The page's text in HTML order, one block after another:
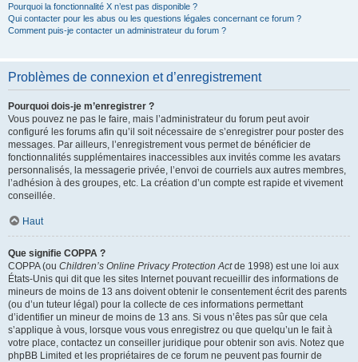
Pourquoi la fonctionnalité X n’est pas disponible ?
Qui contacter pour les abus ou les questions légales concernant ce forum ?
Comment puis-je contacter un administrateur du forum ?
Problèmes de connexion et d’enregistrement
Pourquoi dois-je m’enregistrer ?
Vous pouvez ne pas le faire, mais l’administrateur du forum peut avoir
configuré les forums afin qu’il soit nécessaire de s’enregistrer pour poster des
messages. Par ailleurs, l’enregistrement vous permet de bénéficier de
fonctionnalités supplémentaires inaccessibles aux invités comme les avatars
personnalisés, la messagerie privée, l’envoi de courriels aux autres membres,
l’adhésion à des groupes, etc. La création d’un compte est rapide et vivement
conseillée.
Haut
Que signifie COPPA ?
COPPA (ou Children’s Online Privacy Protection Actde 1998) est une loi aux
États-Unis qui dit que les sites Internet pouvant recueillir des informations de
mineurs de moins de 13 ans doivent obtenir le consentement écrit des parents
(ou d’un tuteur légal) pour la collecte de ces informations permettant
d’identifier un mineur de moins de 13 ans. Si vous n’êtes pas sûr que cela
s’applique à vous, lorsque vous vous enregistrez ou que quelqu’un le fait à
votre place, contactez un conseiller juridique pour obtenir son avis. Notez que
phpBB Limited et les propriétaires de ce forum ne peuvent pas fournir de